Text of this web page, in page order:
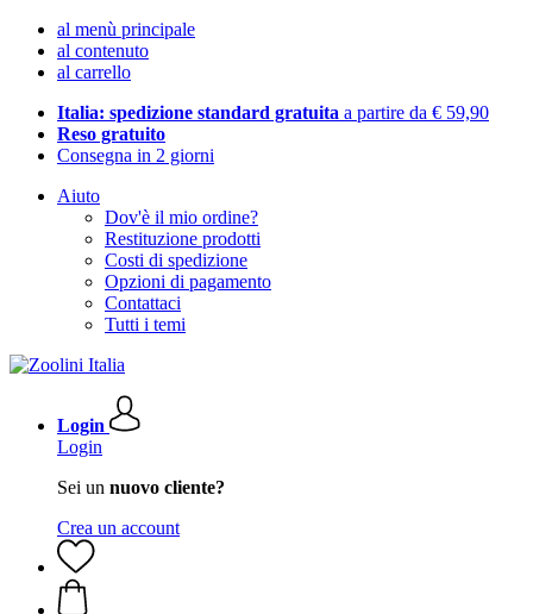
al menù principale
al contenuto
al carrello
Italia: spedizione standard gratuita a partire da € 59,90
Reso gratuito
Consegna in 2 giorni
Aiuto
Dov'è il mio ordine?
Restituzione prodotti
Costi di spedizione
Opzioni di pagamento
Contattaci
Tutti i temi
Login
Login
Sei un nuovo cliente?
Crea un account